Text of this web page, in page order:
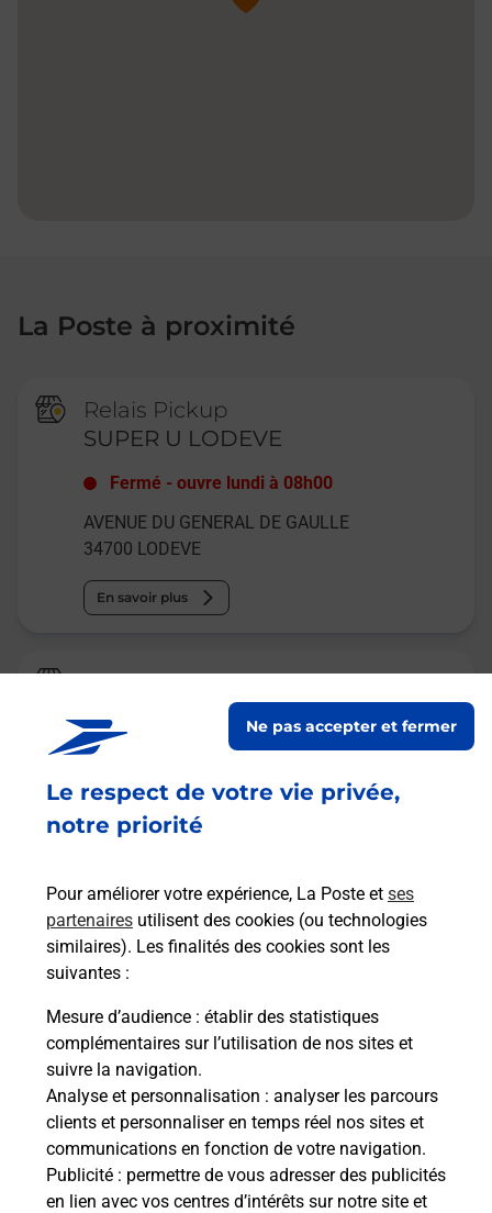
Le respect de votre vie privée,
notre priorité
Pour améliorer votre expérience, La Poste et ses
partenaires utilisent des cookies (ou technologies
similaires). Les finalités des cookies sont les
suivantes :
Mesure d’audience : établir des statistiques
complémentaires sur l’utilisation de nos sites et
suivre la navigation.
Analyse et personnalisation : analyser les parcours
clients et personnaliser en temps réel nos sites et
communications en fonction de votre navigation.
Publicité : permettre de vous adresser des publicités
en lien avec vos centres d’intérêts sur notre site et
Ne pas accepter et fermer
La Poste à proximité
Relais Pickup
SUPER U LODEVE
Fermé -ouvre lundi à 08h00
AVENUE DU GENERAL DE GAULLE
34700 LODEVE
En savoir plus
La Poste
ouvre lundi à 09h00
3 PLACE DU MARCHE
34700 LODEVE
Malin !
La Poste
en ligne
Ouvert 24h/24
En savoir plus